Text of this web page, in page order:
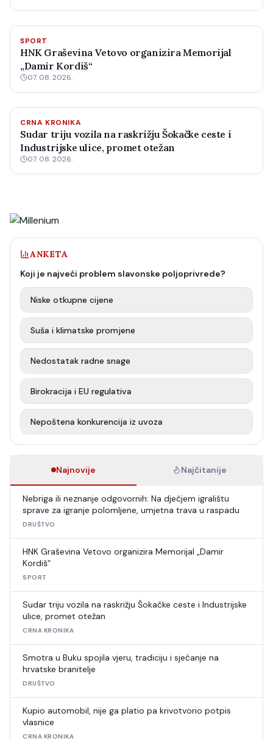
SPORT
HNK Graševina Vetovo organizira Memorijal
„Damir Kordiš“
07. 08. 2026.
CRNA KRONIKA
Sudar triju vozila na raskrižju Šokačke ceste i
Industrijske ulice, promet otežan
07. 08. 2026.
ANKETA
Koji je najveći problem slavonske poljoprivrede?
Niske otkupne cijene
Suša i klimatske promjene
Nedostatak radne snage
Birokracija i EU regulativa
Nepoštena konkurencija iz uvoza
Najnovije Najčitanije
Nebriga ili neznanje odgovornih: Na dječjem igralištu
sprave za igranje polomljene, umjetna trava u raspadu
DRUŠTVO
HNK Graševina Vetovo organizira Memorijal „Damir
Kordiš“
SPORT
Sudar triju vozila na raskrižju Šokačke ceste i Industrijske
ulice, promet otežan
CRNA KRONIKA
Smotra u Buku spojila vjeru, tradiciju i sjećanje na
hrvatske branitelje
DRUŠTVO
Kupio automobil, nije ga platio pa krivotvorio potpis
vlasnice
CRNA KRONIKA